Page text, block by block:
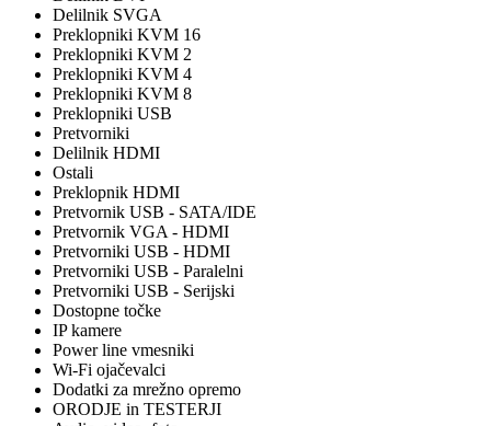
Delilnik SVGA
Preklopniki KVM 16
Preklopniki KVM 2
Preklopniki KVM 4
Preklopniki KVM 8
Preklopniki USB
Pretvorniki
Delilnik HDMI
Ostali
Preklopnik HDMI
Pretvornik USB - SATA/IDE
Pretvornik VGA - HDMI
Pretvorniki USB - HDMI
Pretvorniki USB - Paralelni
Pretvorniki USB - Serijski
Dostopne točke
IP kamere
Power line vmesniki
Wi-Fi ojačevalci
Dodatki za mrežno opremo
ORODJE in TESTERJI